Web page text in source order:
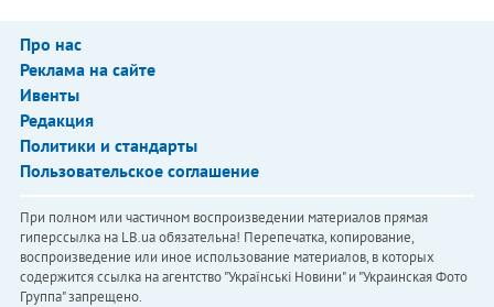
Про нас
Реклама на сайте
Ивенты
Редакция
Политики и стандарты
Пользовательское соглашение
При полном или частичном воспроизведении материалов прямая
гиперссылка на LB.ua обязательна! Перепечатка, копирование,
воспроизведение или иное использование материалов, в которых
содержится ссылка на агентство "Українськi Новини" и "Украинская Фото
Группа" запрещено.